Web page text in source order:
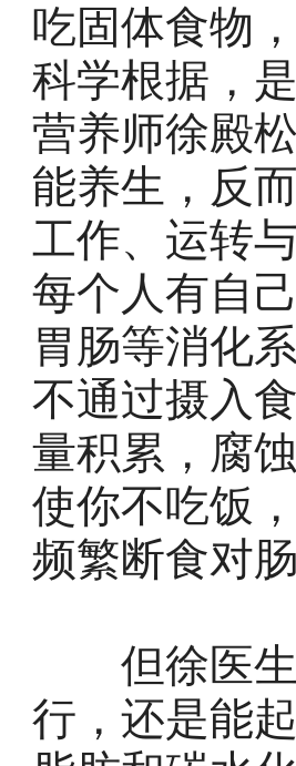
吃固体食物
科学根据，
营养师徐殿
能养生，反
工作、运转
每个人有自
胃肠等消化
不通过摄入
量积累，腐
使你不吃饭
频繁断食对
但徐医生
行，还是能